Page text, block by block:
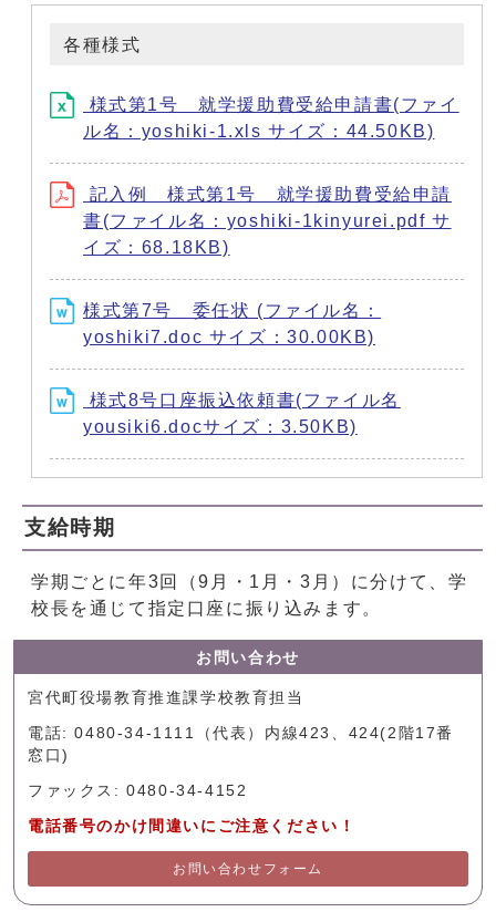
各種様式
様式第1号 就学援助費受給申請書(ファイ
ル名：yoshiki-1.xls サイズ：44.50KB)
記入例 様式第1号 就学援助費受給申請
書(ファイル名：yoshiki-1kinyurei.pdf サ
イズ：68.18KB)
様式第7号 委任状 (ファイル名：
yoshiki7.doc サイズ：30.00KB)
様式8号口座振込依頼書(ファイル名
yousiki6.docサイズ：3.50KB)
支給時期
学期ごとに年3回（9月・1月・3月）に分けて、学
校長を通じて指定口座に振り込みます。
お問い合わせ
宮代町役場教育推進課学校教育担当
電話: 0480-34-1111（代表）内線423、424(2階17番
窓口)
ファックス: 0480-34-4152
電話番号のかけ間違いにご注意ください！
お問い合わせフォーム